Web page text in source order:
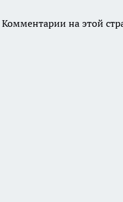
Комментарии на этой